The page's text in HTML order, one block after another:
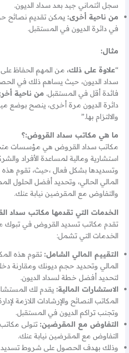
سجل ائتماني جيد بعد سداد الديون.
من ناحية أخرى: يمكن تقديم نصائح
في دائرة الديون في المستقبل.
مثال:
“علاوة على ذلك، من المهم الحفاظ
سداد الديون، حيث يساهم ذلك في
فائدة أقل في المستقبل. من ناحية
دائرة الديون مرة أخرى، ينصح بوضع
والالتزام بها.”
ما هي مكاتب سداد القروض:؟
مكاتب سداد القروض هي مؤسسات
استشارية ومالية لمساعدة الأفراد
وتسديدها بشكل فعال ،حيث، تقوم
المالي الحالي، وتحديد أفضل الحلول
والتفاوض مع المقرضين نيابة عنك.
الخدمات التي تقدمها مكاتب سداد
تقدم مكاتب تسديد القروض في تبوك
الخدمات التي تشمل:
التقييم المالي الشامل: تقوم هذه
المالي وتحديد حجم ديونك ومقارنة
لتحديد أفضل خطة لسداد الديون.
الاستشارات المالية: يقدم لك
المكاتب النصائح والإرشادات اللازمة
وتجنب تراكم الديون في المستقبل.
التفاوض مع المقرضين: تتولى
التفاوض مع المقرضين نيابة عنك.
وذلك بهدف الحصول على شروط تسديد